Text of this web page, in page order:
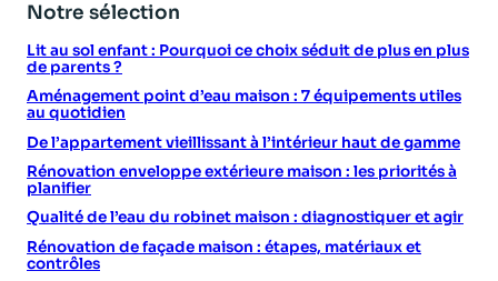
Notre sélection
Lit au sol enfant : Pourquoi ce choix séduit de plus en plus
de parents ?
Aménagement point d’eau maison : 7 équipements utiles
au quotidien
De l’appartement vieillissant à l’intérieur haut de gamme
Rénovation enveloppe extérieure maison : les priorités à
planifier
Qualité de l’eau du robinet maison : diagnostiquer et agir
Rénovation de façade maison : étapes, matériaux et
contrôles